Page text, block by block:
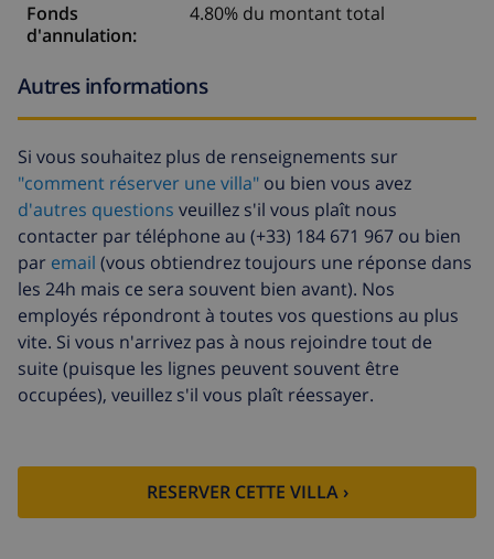
Fonds
d'annulation:
4.80% du montant total
Autres informations
Si vous souhaitez plus de renseignements sur
"comment réserver une villa" ou bien vous avez
d'autres questions veuillez s'il vous plaît nous
contacter par téléphone au (+33) 184 671 967 ou bien
par email (vous obtiendrez toujours une réponse dans
les 24h mais ce sera souvent bien avant). Nos
employés répondront à toutes vos questions au plus
vite. Si vous n'arrivez pas à nous rejoindre tout de
suite (puisque les lignes peuvent souvent être
occupées), veuillez s'il vous plaît réessayer.
RESERVER CETTE VILLA ›